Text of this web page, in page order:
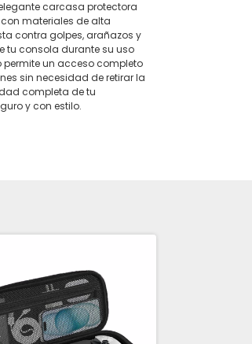
carcasa protectora
materiales de alta
contra golpes, arañazos y
tu consola durante su uso
permite un acceso completo
sin necesidad de retirar la
completa de tu
y con estilo.